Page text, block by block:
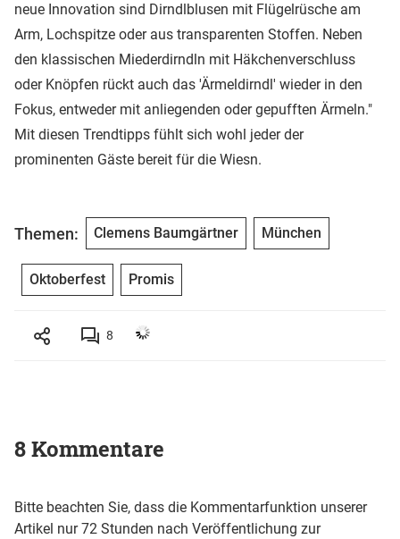
neue Innovation sind Dirndlblusen mit Flügelrüsche am
Arm, Lochspitze oder aus transparenten Stoffen. Neben
den klassischen Miederdirndln mit Häkchenverschluss
oder Knöpfen rückt auch das 'Ärmeldirndl' wieder in den
Fokus, entweder mit anliegenden oder gepufften Ärmeln."
Mit diesen Trendtipps fühlt sich wohl jeder der
prominenten Gäste bereit für die Wiesn.
Themen: Clemens Baumgärtner München
Oktoberfest Promis
8
8 Kommentare
Bitte beachten Sie, dass die Kommentarfunktion unserer
Artikel nur 72 Stunden nach Veröffentlichung zur